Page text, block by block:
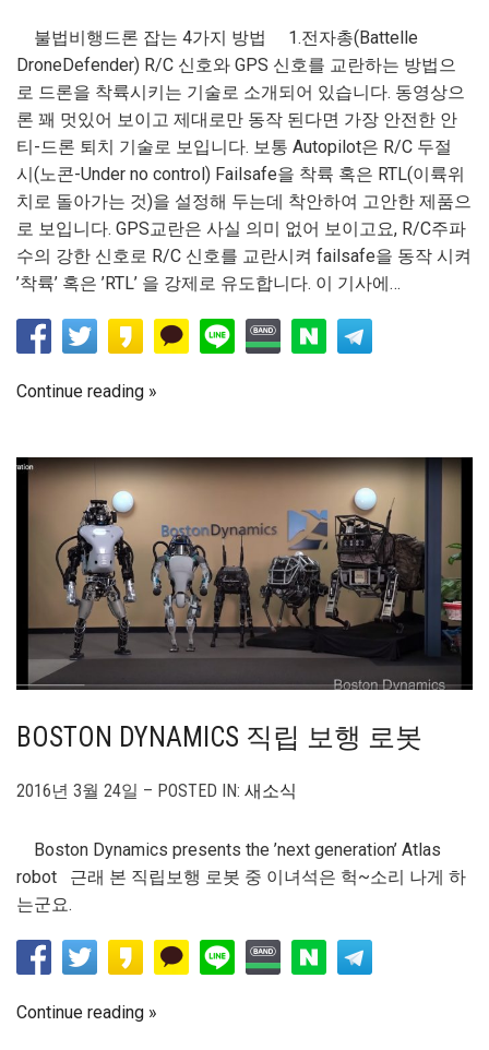
불법비행드론 잡는 4가지 방법 1.전자총(Battelle
DroneDefender) R/C 신호와 GPS 신호를 교란하는 방법으
로 드론을 착륙시키는 기술로 소개되어 있습니다. 동영상으
론 꽤 멋있어 보이고 제대로만 동작 된다면 가장 안전한 안
티-드론 퇴치 기술로 보입니다. 보통 Autopilot은 R/C 두절
시(노콘-Under no control) Failsafe을 착륙 혹은 RTL(이륙위
치로 돌아가는 것)을 설정해 두는데 착안하여 고안한 제품으
로 보입니다. GPS교란은 사실 의미 없어 보이고요, R/C주파
수의 강한 신호로 R/C 신호를 교란시켜 failsafe을 동작 시켜
’착륙’ 혹은 ’RTL’ 을 강제로 유도합니다. 이 기사에…
Continue reading
BOSTON DYNAMICS 직립 보행 로봇
2016년 3월 24일 – POSTED IN: 새소식
Boston Dynamics presents the ’next generation’ Atlas
robot 근래 본 직립보행 로봇 중 이녀석은 헉~소리 나게 하
는군요.
Continue reading